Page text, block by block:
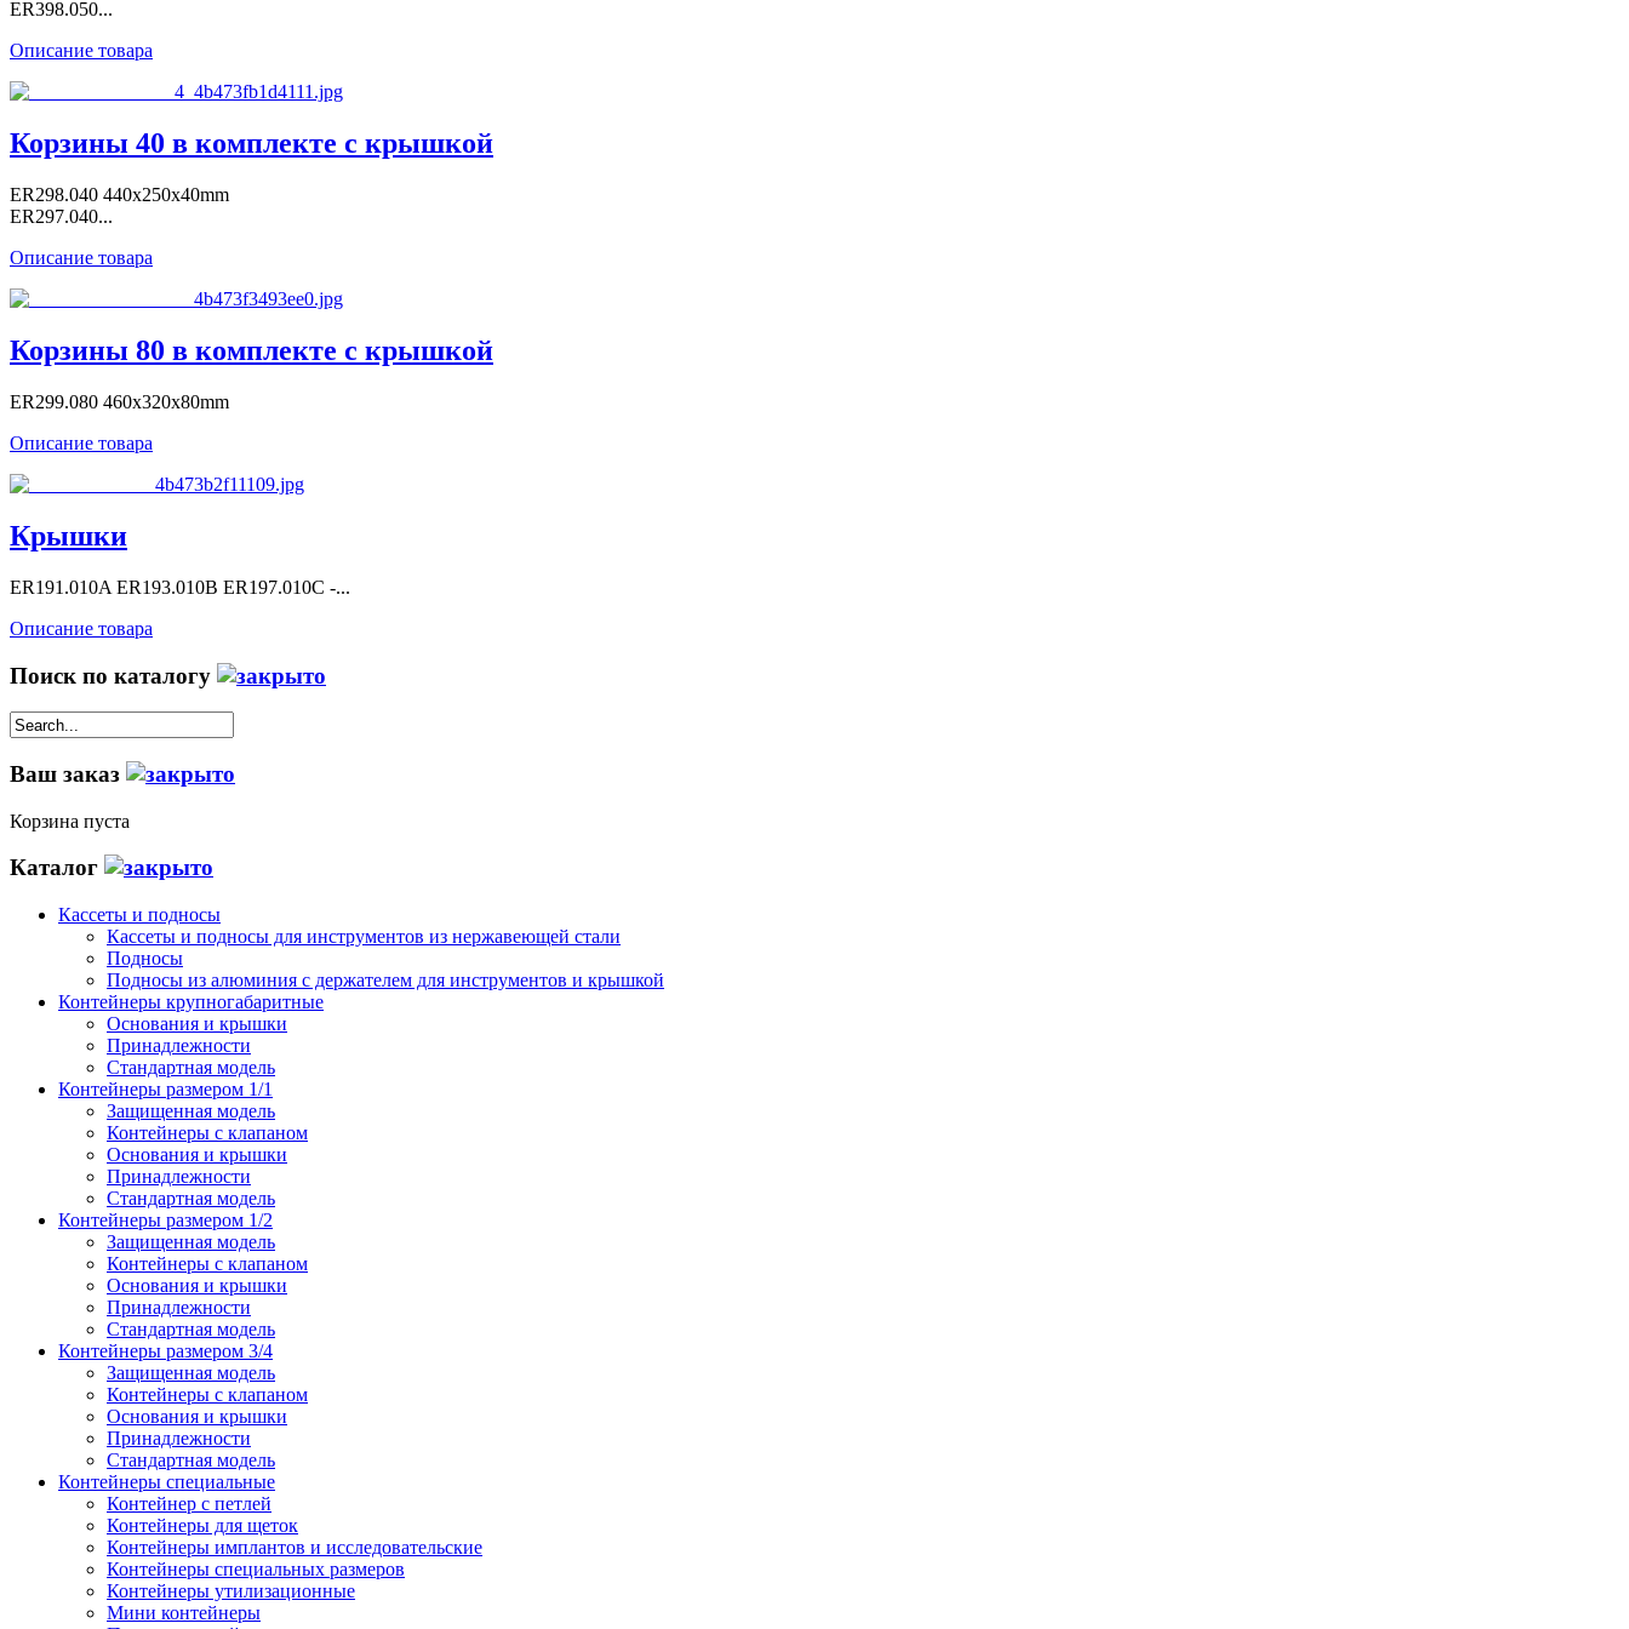
ER398.050...
Описание товара
Корзины 40 в комплекте с крышкой
ER298.040 440x250x40mm
ER297.040...
Описание товара
Корзины 80 в комплекте с крышкой
ER299.080 460x320x80mm
Описание товара
Крышки
ER191.010A ER193.010B ER197.010C -...
Описание товара
Поиск по каталогу
Ваш заказ
Корзина пуста
Каталог
Кассеты и подносы
Кассеты и подносы для инструментов из нержавеющей стали
Подносы
Подносы из алюминия с держателем для инструментов и крышкой
Контейнеры крупногабаритные
Основания и крышки
Принадлежности
Стандартная модель
Контейнеры размером 1/1
Защищенная модель
Контейнеры с клапаном
Основания и крышки
Принадлежности
Стандартная модель
Контейнеры размером 1/2
Защищенная модель
Контейнеры с клапаном
Основания и крышки
Принадлежности
Стандартная модель
Контейнеры размером 3/4
Защищенная модель
Контейнеры с клапаном
Основания и крышки
Принадлежности
Стандартная модель
Контейнеры специальные
Контейнер с петлей
Контейнеры для щеток
Контейнеры имплантов и исследовательские
Контейнеры специальных размеров
Контейнеры утилизационные
Мини контейнеры